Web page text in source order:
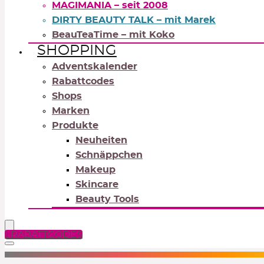
MAGIMANIA – seit 2008
DIRTY BEAUTY TALK – mit Marek
BeauTeaTime – mit Koko
SHOPPING
Adventskalender
Rabattcodes
Shops
Marken
Produkte
Neuheiten
Schnäppchen
Makeup
Skincare
Beauty Tools
RABATTCODES